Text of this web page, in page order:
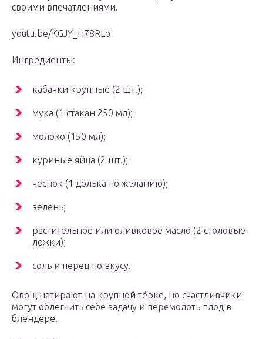
своими впечатлениями.
youtu.be/KGJY_H78RLo
Ингредиенты:
кабачки крупные (2 шт.);
мука (1 стакан 250 мл);
молоко (150 мл);
куриные яйца (2 шт.);
чеснок (1 долька по желанию);
зелень;
растительное или оливковое масло (2 столовые
ложки);
соль и перец по вкусу.
Овощ натирают на крупной тёрке, но счастливчики
могут облегчить себе задачу и перемолоть плод в
блендере.